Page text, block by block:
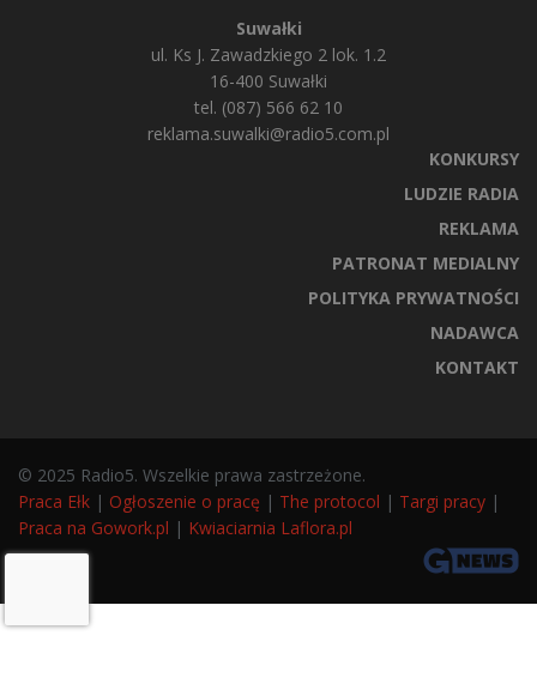
Suwałki
ul. Ks J. Zawadzkiego 2 lok. 1.2
16-400 Suwałki
tel. (087) 566 62 10
reklama.suwalki@radio5.com.pl
KONKURSY
LUDZIE RADIA
REKLAMA
PATRONAT MEDIALNY
POLITYKA PRYWATNOŚCI
NADAWCA
KONTAKT
© 2025 Radio5. Wszelkie prawa zastrzeżone.
Praca Ełk | Ogłoszenie o pracę | The protocol | Targi pracy |
Praca na Gowork.pl | Kwiaciarnia Laflora.pl